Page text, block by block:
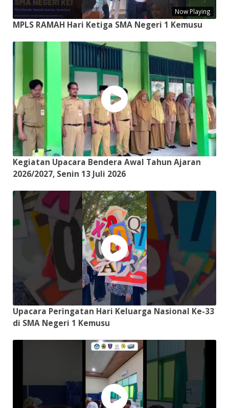
Now Playing
MPLS RAMAH Hari Ketiga SMA Negeri 1 Kemusu
Kegiatan Upacara Bendera Awal Tahun Ajaran
2026/2027, Senin 13 Juli 2026
Upacara Peringatan Hari Keluarga Nasional Ke-33
di SMA Negeri 1 Kemusu